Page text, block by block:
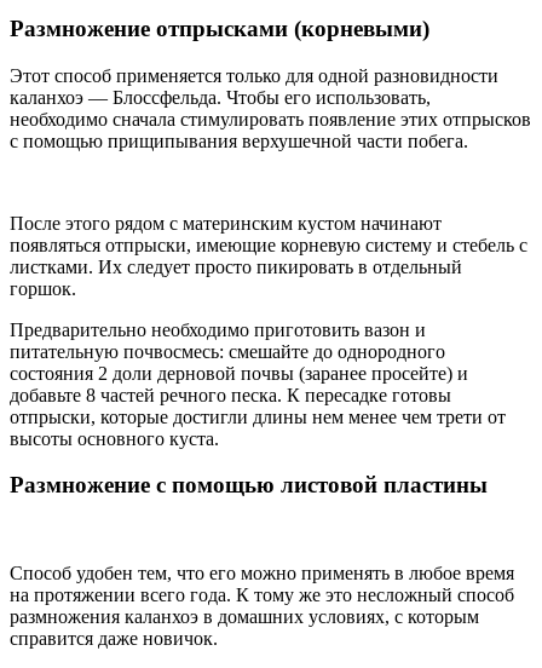
Размножение отпрысками (корневыми)
Этот способ применяется только для одной разновидности
каланхоэ — Блоссфельда. Чтобы его использовать,
необходимо сначала стимулировать появление этих отпрысков
с помощью прищипывания верхушечной части побега.
После этого рядом с материнским кустом начинают
появляться отпрыски, имеющие корневую систему и стебель с
листками. Их следует просто пикировать в отдельный
горшок.
Предварительно необходимо приготовить вазон и
питательную почвосмесь: смешайте до однородного
состояния 2 доли дерновой почвы (заранее просейте) и
добавьте 8 частей речного песка. К пересадке готовы
отпрыски, которые достигли длины нем менее чем трети от
высоты основного куста.
Размножение с помощью листовой пластины
Способ удобен тем, что его можно применять в любое время
на протяжении всего года. К тому же это несложный способ
размножения каланхоэ в домашних условиях, с которым
справится даже новичок.